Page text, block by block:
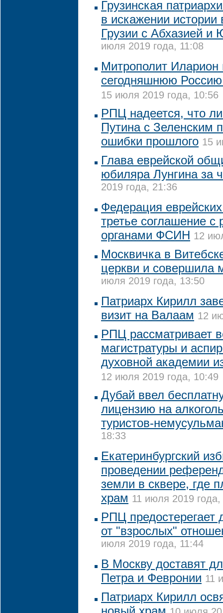
Грузинская
в искажении
Грузии с Абхазией и
июля 2019 года, 11:08
Митрополит Иларион
сегодняшнюю
15 июля 2019 года, 10:56
РПЦ надеется, что
Путина с Зеленским
ошибки прошлого 15
Глава еврейской
юбиляра Лунгина за
2019 года, 21:36
Федерация
третье соглашение с
органами ФСИН 12
Москвичка в
церкви и совершила
июля 2019 года, 13:50
Патриарх Кирилл
визит на Валаам 12
РПЦ рассматривает
магистратуры и
духовной академии
12 июля 2019 года, 10:49
Дубай ввел
лицензию на
туристов-
18:33
Екатеринбургский
проведении
земли в сквере, где
храм 11 июля 2019
РПЦ предостерегает
от "взрослых"
июля 2019 года, 11:44
В Москву доставят
Петра и Февронии 11
Патриарх Кирилл